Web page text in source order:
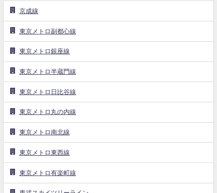
京成線
東京メトロ副都心線
東京メトロ銀座線
東京メトロ半蔵門線
東京メトロ日比谷線
東京メトロ丸の内線
東京メトロ南北線
東京メトロ東西線
東京メトロ有楽町線